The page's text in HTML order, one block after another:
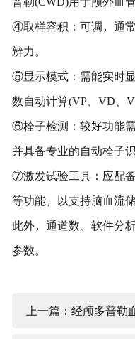
④取样容积：可调，通
辨力。
⑤显示模式：需能实时
数自动计算(VP、VD、
⑥栓子检测：较好功能
并具备专业的自动栓子
⑦激发试验工具：应配
等功能，以支持脑血流
此外，通道数、软件分
参数。
上一篇：经颅多普勒